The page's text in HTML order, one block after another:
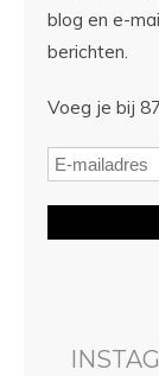
blog en e-
berichten.
Voeg je bij